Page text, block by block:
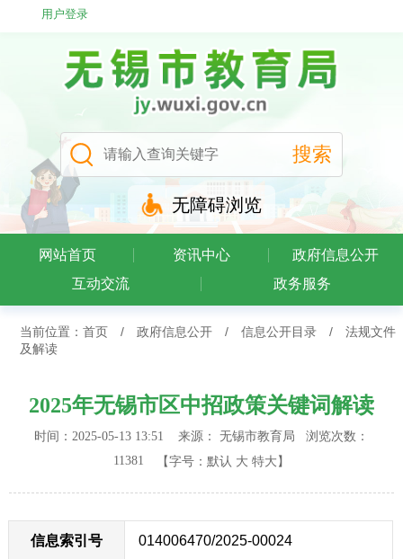
用户登录
无障碍浏览
网站首页 资讯中心
政府信息公开
互动交流
政务服务
当前位置： 首页 / 政府信息公开 / 信息公开目录 /
法规文件
及解读
2025年无锡市区中招政策关键词解读
时间：2025-05-13 13:51 来源： 无锡市教育局 浏览次数：
11381
【字号： 默认 大 特大 】
信息索引号 014006470/2025-00024